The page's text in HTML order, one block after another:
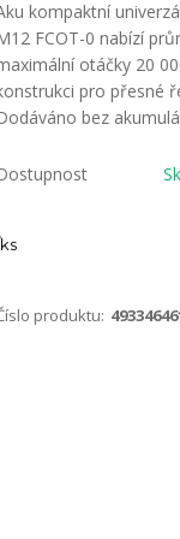
kompaktní
FCOT-0 nabízí
otáčky 20
pro přesné
bez
ks
produktu: